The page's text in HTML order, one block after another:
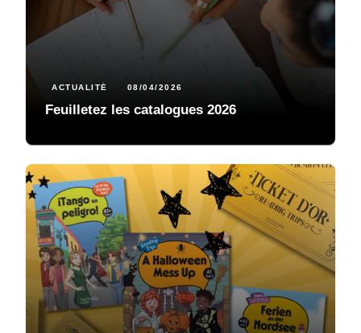
ACTUALITÉ 08/04/2026
Feuilletez les catalogues 2026